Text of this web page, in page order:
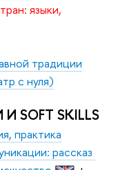
языки,
традиции
с нуля)
SKILLS
практика
рассказ